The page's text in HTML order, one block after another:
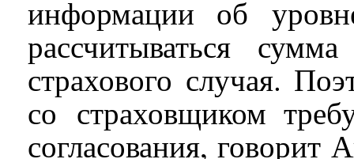
информации об
рассчитываться
страхового случая.
со страховщиком
согласования, говорит